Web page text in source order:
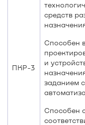
средств
ПКР-3
Способен
и
заданием
Способен